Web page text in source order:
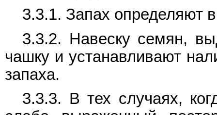
3.3.1. Запах определяют
3.3.2. Навеску семян,
чашку и устанавливают
запаха.
3.3.3. В тех случаях,